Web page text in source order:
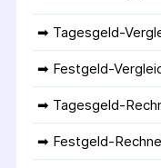
➡ Tagesgeld-
➡ Festgeld-
➡ Tagesgeld-
➡ Festgeld-